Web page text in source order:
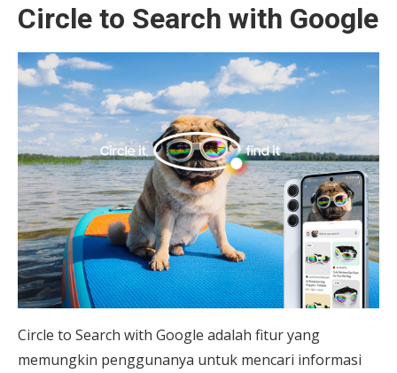
Circle to Search with Google
Circle to Search with Google adalah fitur yang
memungkin penggunanya untuk mencari informasi